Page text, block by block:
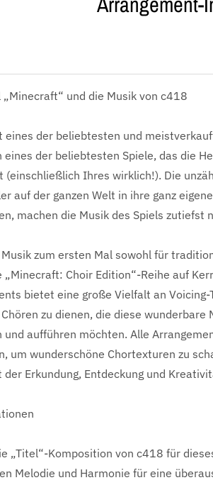
„Minecraft“ und die Musik von c418
eines der beliebtesten und
der beliebtesten Spiele, das die
(einschließlich Ihres wirklich!). Die
auf der ganzen Welt in ihre ganz
machen die Musik des Spiels zutiefst
zum ersten Mal sowohl für
„Minecraft: Choir Edition“-Reihe auf
bietet eine große Vielfalt an
zu dienen, die diese wunderbare
und aufführen möchten. Alle
um wunderschöne Chortexturen zu
der Erkundung, Entdeckung und
„Titel“-Komposition von c418 für
Melodie und Harmonie für eine